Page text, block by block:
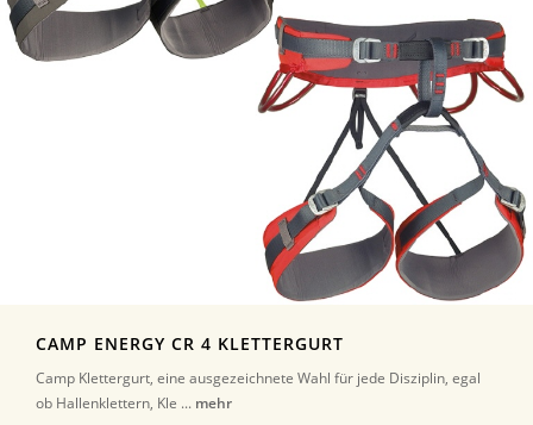
CAMP ENERGY CR 4 KLETTERGURT
Camp Klettergurt, eine ausgezeichnete Wahl für jede Disziplin, egal
ob Hallenklettern, Kle ... mehr